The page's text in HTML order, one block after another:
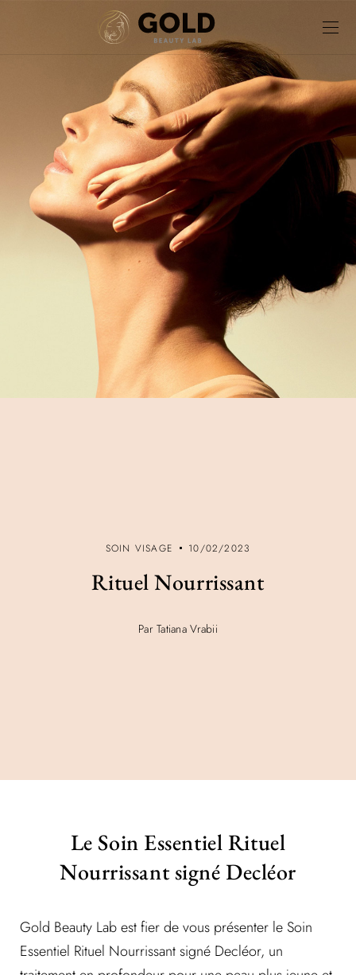
SOIN VISAGE 10/02/2023
Rituel Nourrissant
Par Tatiana Vrabii
Le Soin Essentiel Rituel
Nourrissant signé Decléor
Gold Beauty Lab est fier de vous présenter le Soin
Essentiel Rituel Nourrissant signé Decléor, un